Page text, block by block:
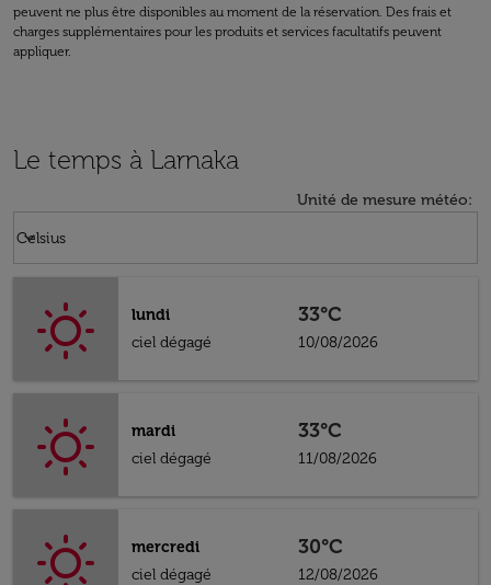
peuvent ne plus être disponibles au moment de la réservation. Des frais et
charges supplémentaires pour les produits et services facultatifs peuvent
appliquer.
Le temps à Larnaka
Unité de mesure météo:
Celsius
keyboard_arrow_down
lundi
ciel dégagé
33°C
10/08/2026
mardi
ciel dégagé
33°C
11/08/2026
mercredi
ciel dégagé
30°C
12/08/2026